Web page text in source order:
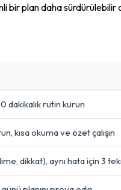
bir plan daha
dakikalık rutin kurun
kısa okuma ve özet çalışın
dikkat), aynı hata için 3